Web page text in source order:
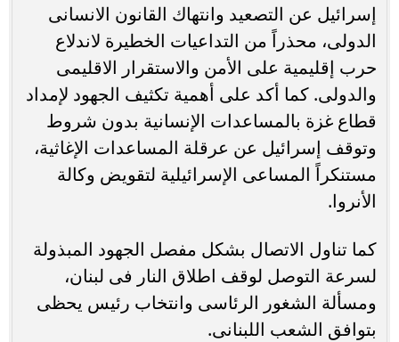
إسرائيل عن التصعيد وانتهاك القانون الانسانى
الدولى، محذراً من التداعيات الخطيرة لاندلاع
حرب إقليمية على الأمن والاستقرار الاقليمى
والدولى. كما أكد على أهمية تكثيف الجهود لإمداد
قطاع غزة بالمساعدات الإنسانية بدون شروط
وتوقف إسرائيل عن عرقلة المساعدات الإغاثية،
مستنكراً المساعى الإسرائيلية لتقويض وكالة
الأنروا.
كما تناول الاتصال بشكل مفصل الجهود المبذولة
لسرعة التوصل لوقف اطلاق النار فى لبنان،
ومسألة الشغور الرئاسى وانتخاب رئيس يحظى
بتوافق الشعب اللبنانى.